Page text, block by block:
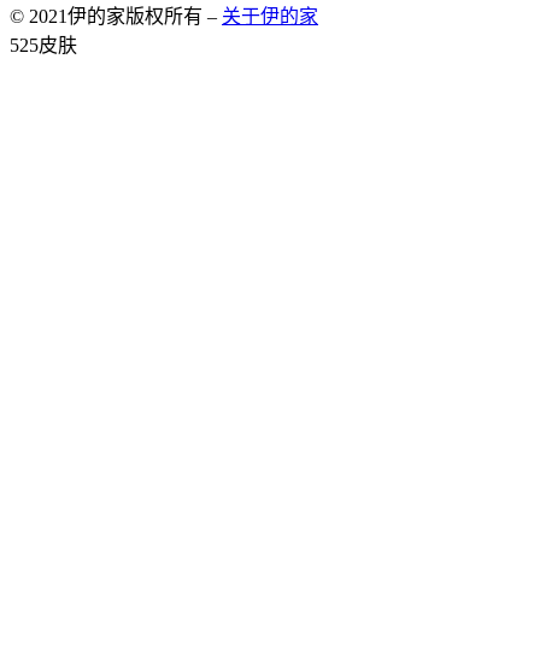
© 2021伊的家版权所有 – 关于伊的家
Allium Theme by
525皮肤